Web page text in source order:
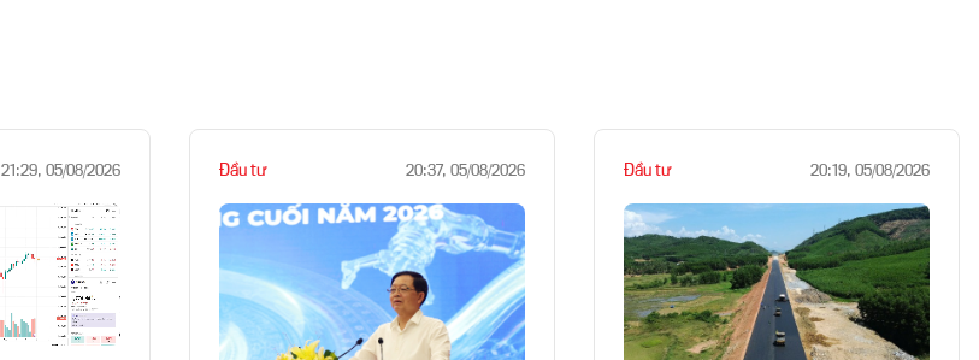
21:29, 05/08/2026 Đầu tư 20:37, 05/08/2026 Đầu tư 20:19, 05/08/2026